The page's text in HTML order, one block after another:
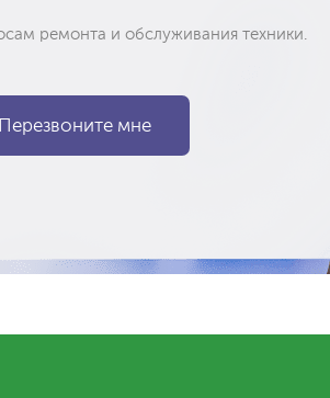
ремонта и обслуживания техники.